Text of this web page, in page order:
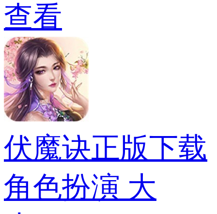
查看
伏魔诀正版下载
角色扮演 大